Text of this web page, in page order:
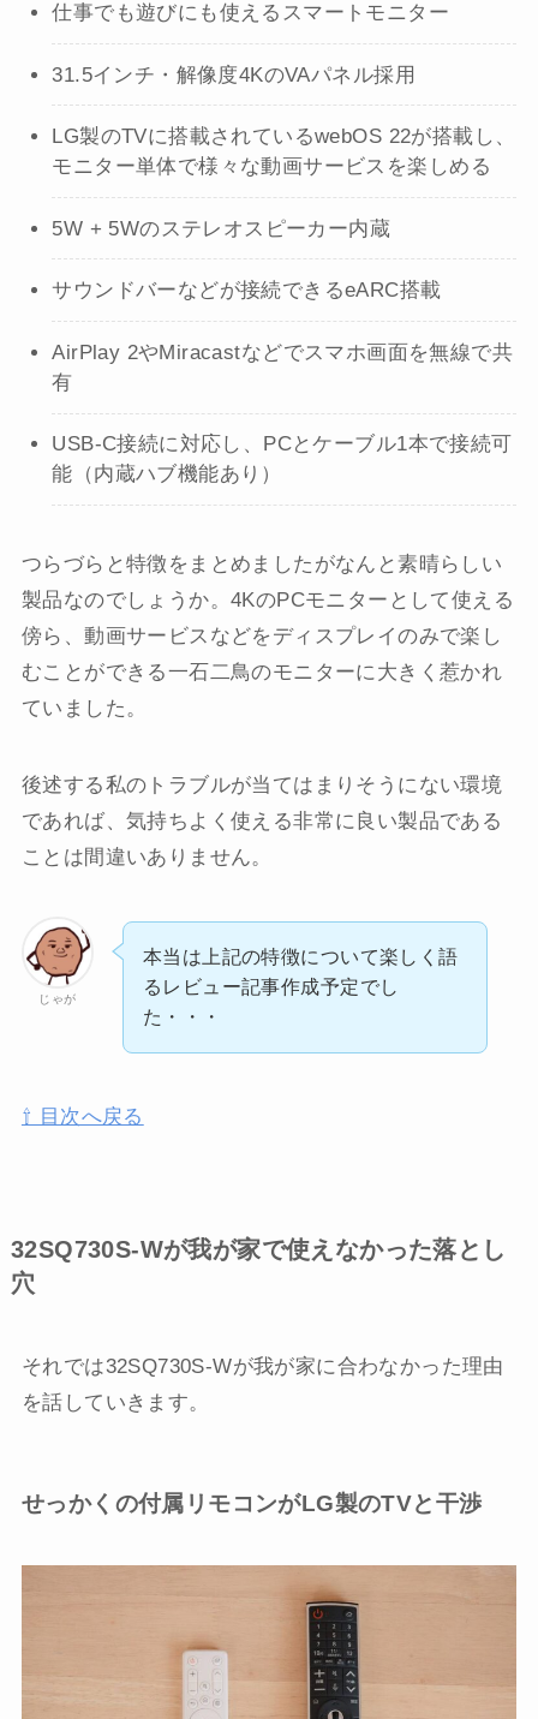
仕事でも遊びにも使えるスマートモニター
31.5インチ・解像度4KのVAパネル採用
LG製のTVに搭載されているwebOS 22が搭載し、
モニター単体で様々な動画サービスを楽しめる
5W + 5Wのステレオスピーカー内蔵
サウンドバーなどが接続できるeARC搭載
AirPlay 2やMiracastなどでスマホ画面を無線で共
有
USB-C接続に対応し、PCとケーブル1本で接続可
能（内蔵ハブ機能あり）
つらづらと特徴をまとめましたがなんと素晴らしい
製品なのでしょうか。4KのPCモニターとして使える
傍ら、動画サービスなどをディスプレイのみで楽し
むことができる一石二鳥のモニターに大きく惹かれ
ていました。
後述する私のトラブルが当てはまりそうにない環境
であれば、気持ちよく使える非常に良い製品である
ことは間違いありません。
じゃが
本当は上記の特徴について楽しく語
るレビュー記事作成予定でし
た・・・
⇧ 目次へ戻る
32SQ730S-Wが我が家で使えなかった落とし
穴
それでは32SQ730S-Wが我が家に合わなかった理由
を話していきます。
せっかくの付属リモコンがLG製のTVと干渉